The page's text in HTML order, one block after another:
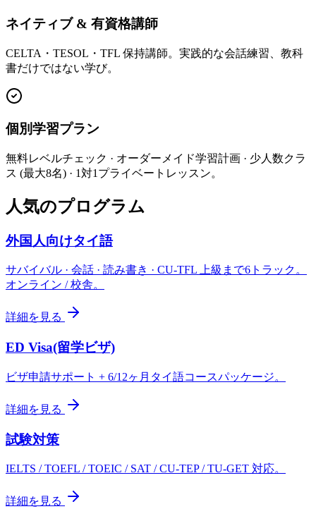
ネイティブ & 有資格講師
CELTA・TESOL・TFL 保持講師。実践的な会話練習、教科
書だけではない学び。
個別学習プラン
無料レベルチェック · オーダーメイド学習計画 · 少人数クラ
ス (最大8名) · 1対1プライベートレッスン。
人気のプログラム
外国人向けタイ語
サバイバル · 会話 · 読み書き · CU-TFL 上級まで6トラック。
オンライン / 校舎。
詳細を見る
ED Visa(留学ビザ)
ビザ申請サポート + 6/12ヶ月タイ語コースパッケージ。
詳細を見る
試験対策
IELTS / TOEFL / TOEIC / SAT / CU-TEP / TU-GET 対応。
詳細を見る